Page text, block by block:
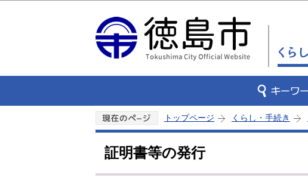
トップページ くらし・手続き
証明書等の発行